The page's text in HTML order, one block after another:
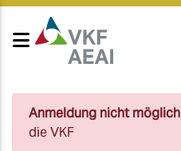
Anmeldung nicht möglich
die VKF